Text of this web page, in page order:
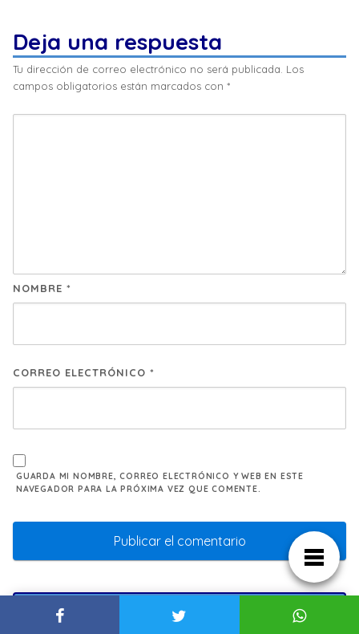
Deja una respuesta
Tu dirección de correo electrónico no será publicada. Los
campos obligatorios están marcados con *
NOMBRE *
CORREO ELECTRÓNICO *
GUARDA MI NOMBRE, CORREO ELECTRÓNICO Y WEB EN ESTE
NAVEGADOR PARA LA PRÓXIMA VEZ QUE COMENTE.